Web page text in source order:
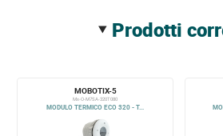
prodotti
MOBOTIX-5
Mx-O-M7SA-320T080
MODULO TERMICO ECO 320 - T...